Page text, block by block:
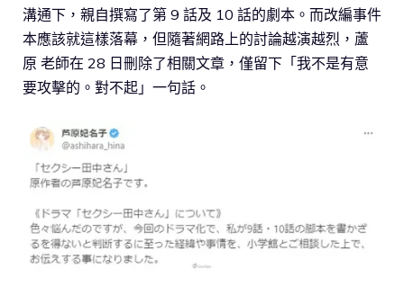
溝通下，親自撰寫了第 9 話及 10 話的劇本。而改編事件
本應該就這樣落幕，但隨著網路上的討論越演越烈，蘆
原 老師在 28 日刪除了相關文章，僅留下「我不是有意
要攻擊的。對不起」一句話。